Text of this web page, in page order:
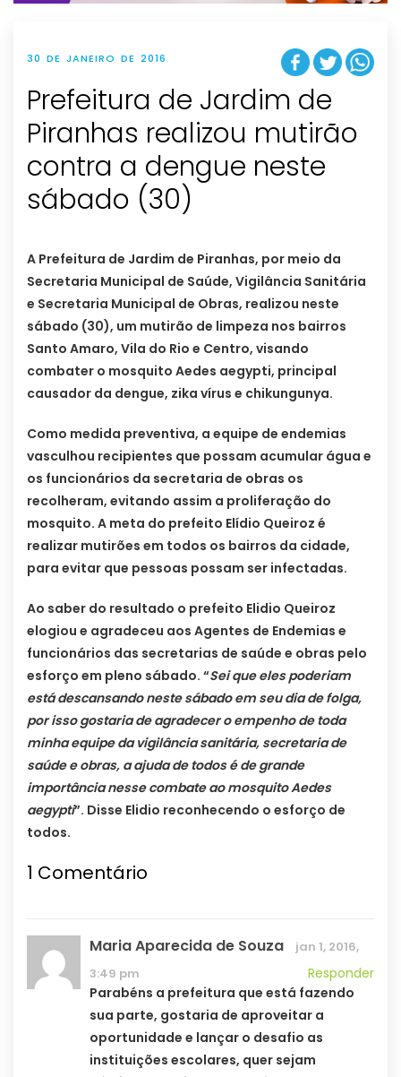
30 DE JANEIRO DE 2016
Prefeitura de Jardim de
Piranhas realizou mutirão
contra a dengue neste
A Prefeitura de Jardim de Piranhas, por meio da
Secretaria Municipal de Saúde, Vigilância Sanitária
e Secretaria Municipal de Obras, realizou neste
sábado (30), um mutirão de limpeza nos bairros
Santo Amaro, Vila do Rio e Centro, visando
combater o mosquito Aedes aegypti, principal
causador da dengue, zika vírus e chikungunya.
Como medida preventiva, a equipe de endemias
vasculhou recipientes que possam acumular água e
os funcionários da secretaria de obras os
recolheram, evitando assim a proliferação do
mosquito. A meta do prefeito Elídio Queiroz é
realizar mutirões em todos os bairros da cidade,
para evitar que pessoas possam ser infectadas.
Ao saber do resultado o prefeito Elidio Queiroz
elogiou e agradeceu aos Agentes de Endemias e
funcionários das secretarias de saúde e obras pelo
esforço em pleno sábado. “Sei que eles poderiam
está descansando neste sábado em seu dia de folga,
por isso gostaria de agradecer o empenho de toda
minha equipe da vigilância sanitária, secretaria de
saúde e obras, a ajuda de todos é de grande
importância nesse combate ao mosquito Aedes
aegypti”. Disse Elidio reconhecendo o esforço de
todos.
1 Comentário
Maria Aparecida de Souza
jan 1, 2016,
3:49 pm
Responder
Parabéns a prefeitura que está fazendo
sua parte, gostaria de aproveitar a
oportunidade e lançar o desafio as
instituições escolares, quer sejam